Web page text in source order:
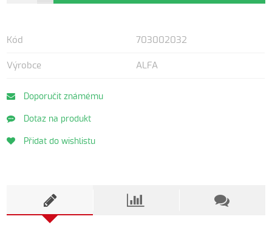
Kód 703002032
Výrobce ALFA
Doporučit známému
Dotaz na produkt
Přidat do wishlistu